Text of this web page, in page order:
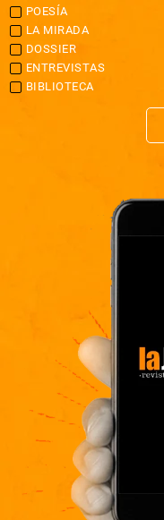
POESÍA
LA MIRADA
DOSSIER
ENTREVISTAS
BIBLIOTECA